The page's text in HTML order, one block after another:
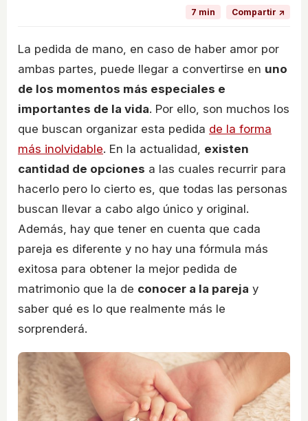
7 min
Compartir ↗
La pedida de mano, en caso de haber amor por
ambas partes, puede llegar a convertirse en uno
de los momentos más especiales e
importantes de la vida. Por ello, son muchos los
que buscan organizar esta pedida de la forma
más inolvidable. En la actualidad, existen
cantidad de opciones a las cuales recurrir para
hacerlo pero lo cierto es, que todas las personas
buscan llevar a cabo algo único y original.
Además, hay que tener en cuenta que cada
pareja es diferente y no hay una fórmula más
exitosa para obtener la mejor pedida de
matrimonio que la de conocer a la pareja y
saber qué es lo que realmente más le
sorprenderá.